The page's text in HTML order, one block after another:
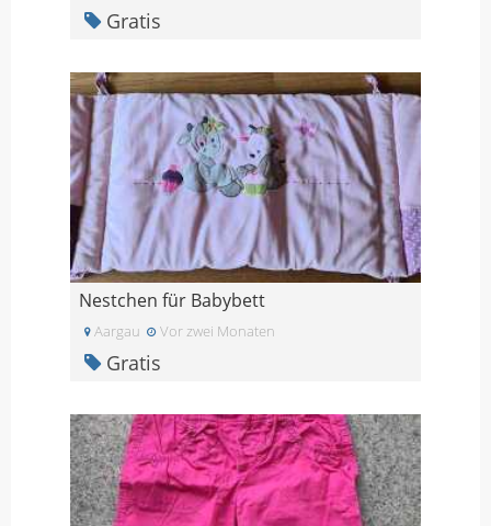
Gratis
Nestchen für Babybett
Aargau Vor zwei Monaten
Gratis